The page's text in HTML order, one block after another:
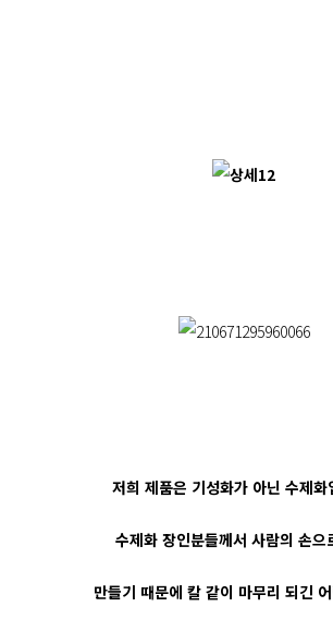
저희 제품은 기성화가 아닌 수제화
수제화 장인분들께서 사람의 손으
만들기 때문에 칼 같이 마무리 되긴